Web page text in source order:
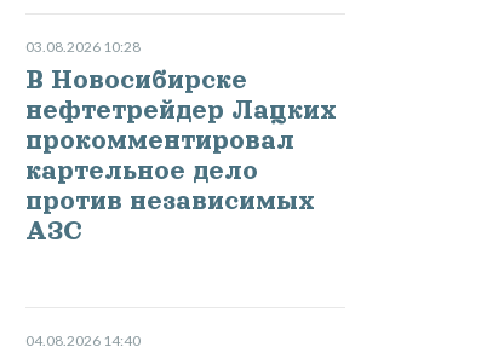
03.08.2026 10:28
В Новосибирске
нефтетрейдер Лацких
прокомментировал
картельное дело
против независимых
АЗС
04.08.2026 14:40